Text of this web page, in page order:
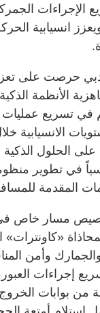
الإجراءات
انسيابية
حرصت على
الأنظمة
في تسريع
الانسيابية
على الحلول الذكية
في تطوير
المقدمة
مسار خاص
«كاونترات»
وأمن
إجراءات
من بوابات